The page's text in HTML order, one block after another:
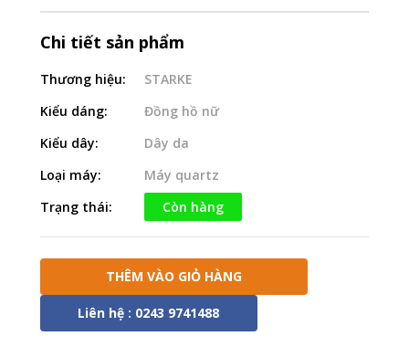
Chi tiết sản phẩm
Thương hiệu:
STARKE
Kiểu dáng:
Đồng hồ nữ
Kiểu dây:
Dây da
Loại máy:
Máy quartz
Trạng thái:
Còn hàng
THÊM VÀO GIỎ HÀNG
Liên hệ : 0243 9741488